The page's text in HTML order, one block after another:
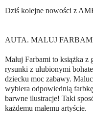
Dziś kolejne nowości z
AUTA. MALUJ
Maluj Farbami to książka z
rysunki z ulubionymi
dziecku moc zabawy.
wybiera odpowiednią
barwne ilustracje! Taki
każdemu małemu artyście.